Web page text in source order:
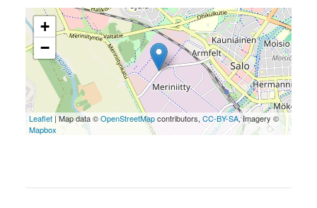
+
−
Leaflet| Map data ©OpenStreetMapcontributors, CC-BY-SA, Imagery ©
Mapbox